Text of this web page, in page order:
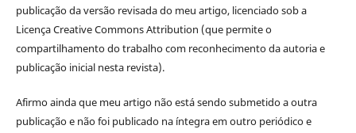
publicação da versão revisada do meu artigo, licenciado sob a
Licença Creative Commons Attribution (que permite o
compartilhamento do trabalho com reconhecimento da autoria e
publicação inicial nesta revista).
Afirmo ainda que meu artigo não está sendo submetido a outra
publicação e não foi publicado na íntegra em outro periódico e